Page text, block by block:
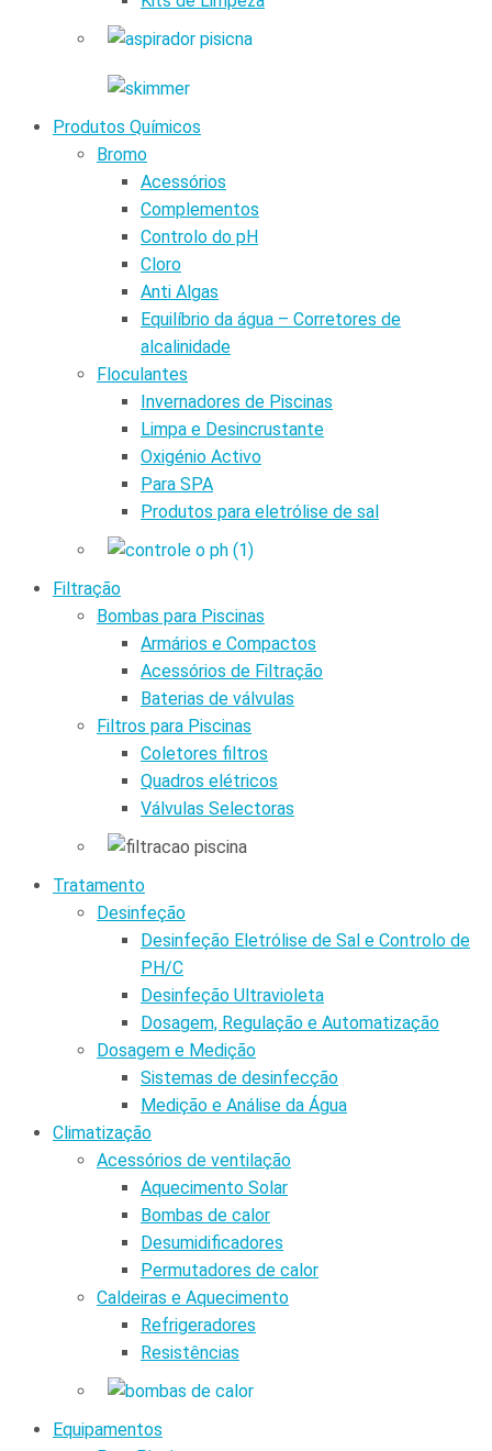
Produtos Químicos
Bromo
Acessórios
Complementos
Controlo do pH
Cloro
Anti Algas
Equilíbrio da água – Corretores de
alcalinidade
Floculantes
Invernadores de Piscinas
Limpa e Desincrustante
Oxigénio Activo
Para SPA
Produtos para eletrólise de sal
Filtração
Bombas para Piscinas
Armários e Compactos
Acessórios de Filtração
Baterias de válvulas
Filtros para Piscinas
Coletores filtros
Quadros elétricos
Válvulas Selectoras
Tratamento
Desinfeção
Desinfeção Eletrólise de Sal e Controlo de
PH/C
Desinfeção Ultravioleta
Dosagem, Regulação e Automatização
Dosagem e Medição
Sistemas de desinfecção
Medição e Análise da Água
Climatização
Acessórios de ventilação
Aquecimento Solar
Bombas de calor
Desumidificadores
Permutadores de calor
Caldeiras e Aquecimento
Refrigeradores
Resistências
Equipamentos